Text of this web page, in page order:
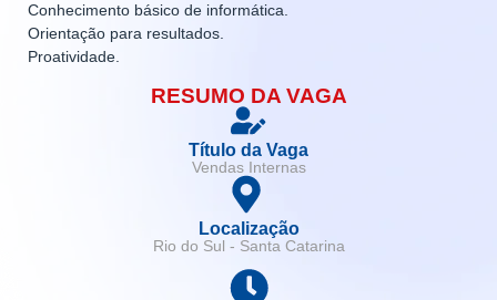
Conhecimento básico de informática.
Orientação para resultados.
Proatividade.
RESUMO DA VAGA
Título da Vaga
Vendas Internas
Localização
Rio do Sul - Santa Catarina